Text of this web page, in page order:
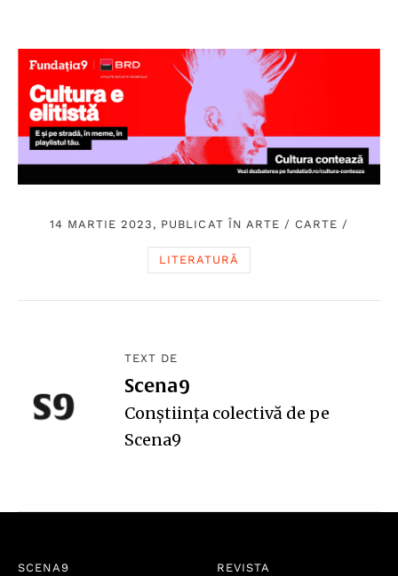
14 MARTIE 2023, PUBLICAT ÎN ARTE / CARTE /
LITERATURĂ
TEXT DE
Scena9
Conștiința colectivă de pe
Scena9
SCENA9 REVISTA